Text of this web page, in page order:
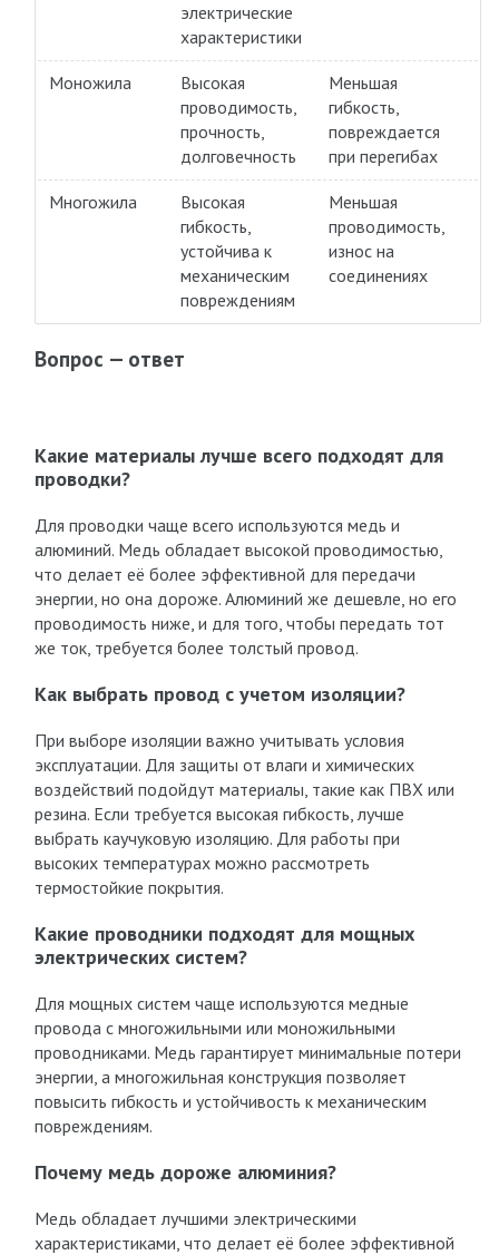
электрические
характеристики
Моножила
Высокая
проводимость,
прочность,
долговечность
Меньшая
гибкость,
повреждается
при перегибах
Многожила
Высокая
гибкость,
устойчива к
механическим
повреждениям
Меньшая
проводимость,
износ на
соединениях
Вопрос — ответ
Какие материалы лучше всего подходят для
проводки?
Для проводки чаще всего используются медь и
алюминий. Медь обладает высокой проводимостью,
что делает её более эффективной для передачи
энергии, но она дороже. Алюминий же дешевле, но его
проводимость ниже, и для того, чтобы передать тот
же ток, требуется более толстый провод.
Как выбрать провод с учетом изоляции?
При выборе изоляции важно учитывать условия
эксплуатации. Для защиты от влаги и химических
воздействий подойдут материалы, такие как ПВХ или
резина. Если требуется высокая гибкость, лучше
выбрать каучуковую изоляцию. Для работы при
высоких температурах можно рассмотреть
термостойкие покрытия.
Какие проводники подходят для мощных
электрических систем?
Для мощных систем чаще используются медные
провода с многожильными или моножильными
проводниками. Медь гарантирует минимальные потери
энергии, а многожильная конструкция позволяет
повысить гибкость и устойчивость к механическим
повреждениям.
Почему медь дороже алюминия?
Медь обладает лучшими электрическими
характеристиками, что делает её более эффективной